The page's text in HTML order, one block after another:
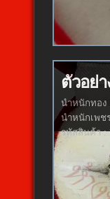
ตัวอย่
นำหนักทอง
นำหนักเพช
รหัสสินค้า :